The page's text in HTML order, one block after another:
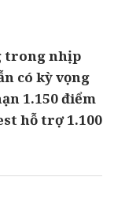
trong nhịp
có kỳ vọng
1.150 điểm
hỗ trợ 1.100